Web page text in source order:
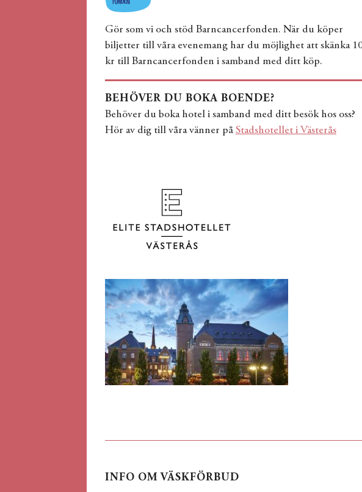
Gör som vi och stöd Barncancerfonden. När du köper
biljetter till våra evenemang har du möjlighet att skänka
kr till Barncancerfonden i samband med ditt köp.
BEHÖVER DU BOKA BOENDE?
Behöver du boka hotel i samband med ditt besök hos oss?
Hör av dig till våra vänner på Stadshotellet i Västerås
INFO OM VÄSKFÖRBUD